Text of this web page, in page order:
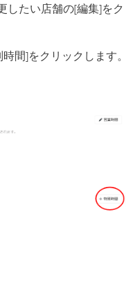
したい店舗の[編集]をク
間]をクリックします。